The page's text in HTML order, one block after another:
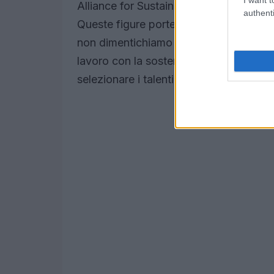
Alliance for Sustainable Fashion, e
Queste figure porteranno una
non dimentichiamo Michelangelo
lavoro con la sostenibilità. La loro
selezionare i talenti più promettenti.